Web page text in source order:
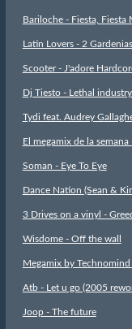
Bariloche - Fiesta, Fiesta
Latin Lovers - 2 Gardenias
Scooter - J'adore
Dj Tiesto - Lethal
Tydi feat. Audrey
El megamix de la
Soman - Eye To Eye
Dance Nation (Sean &
3 Drives on a vinyl -
Wisdome - Off the wall
Megamix by
Atb - Let u go (2005
Joop - The future